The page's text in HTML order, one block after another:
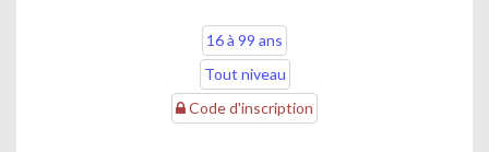
16 à 99 ans
Tout niveau
Code d'inscription